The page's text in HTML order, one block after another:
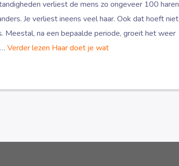
verliest de mens zo ongeveer 100 haren
Je verliest ineens veel haar. Ook dat hoeft niet
Meestal, na een bepaalde periode, groeit het weer
Verder lezen Haar doet je wat